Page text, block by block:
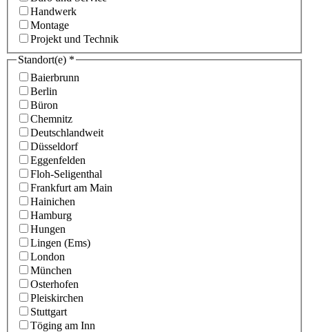
Handwerk
Montage
Projekt und Technik
Standort(e) *
Baierbrunn
Berlin
Büron
Chemnitz
Deutschlandweit
Düsseldorf
Eggenfelden
Floh-Seligenthal
Frankfurt am Main
Hainichen
Hamburg
Hungen
Lingen (Ems)
London
München
Osterhofen
Pleiskirchen
Stuttgart
Töging am Inn